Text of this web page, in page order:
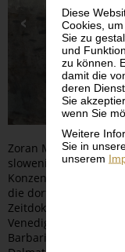
Diese
Cookies,
Sie zu
und
zu können.
damit die
deren
Sie
wenn Sie
Weitere
Sie in
unserem
Zoran Mušič
slowenischen
Konzentrationslager
die dort entstanden,
Zeitdokumenten. In
Venedig nieder, wo
Barbarigo sowie die